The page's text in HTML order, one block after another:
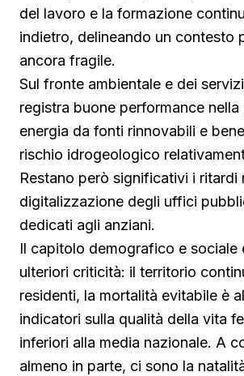
del lavoro e la formazione
indietro, delineando un contesto
ancora fragile.
Sul fronte ambientale e dei
registra buone performance
energia da fonti rinnovabili e
rischio idrogeologico
Restano però significativi i ritardi
digitalizzazione degli uffici
dedicati agli anziani.
Il capitolo demografico e sociale
ulteriori criticità: il territorio
residenti, la mortalità evitabile è
indicatori sulla qualità della vita
inferiori alla media nazionale. A
almeno in parte, ci sono la